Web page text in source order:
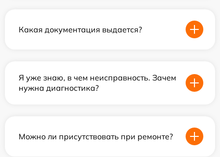
Какая документация выдается?
Я уже знаю, в чем неисправность. Зачем
нужна диагностика?
Можно ли присутствовать при ремонте?